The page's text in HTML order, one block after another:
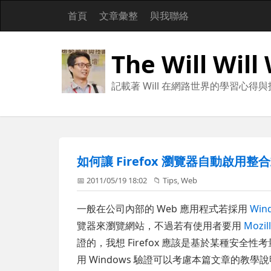
首頁 文章彙整 與我聯絡
The Will Will
記載著 Will 在網路世界的學習心得與
如何讓 Firefox 瀏覽器自動啟用整
📅 2011/05/19 18:02 📁Tips,Web
一般在公司內部的 Web 應用程式若採用
覽器來瀏覽網站，不過若有使用者要用
證的，我想 Firefox 應該是基於某種安全性
用 Windows 驗證可以考慮本篇文章的教學說